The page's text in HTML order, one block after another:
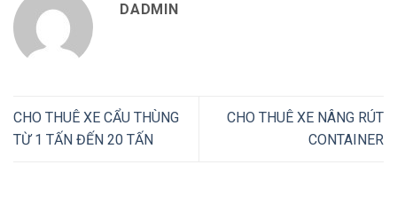
DADMIN
CHO THUÊ XE CẨU THÙNG
TỪ 1 TẤN ĐẾN 20 TẤN
CHO THUÊ XE NÂNG RÚT
CONTAINER